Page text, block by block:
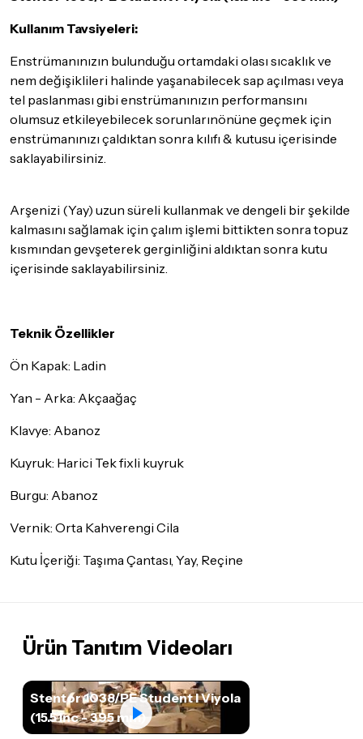
geçerek bilgi veriniz.
İade ve değişim koşulları, ürün kategorilerine göre farklılık
gösterebilir. Lütfen satın almadan önce ilgili ürünün
iade/değişim şartlarını kontrol ettiğinizden emin olun.
Detaylar içintıklayınız
Kullanım Tavsiyeleri:
Enstrümanınızın bulunduğu ortamdaki olası sıcaklık ve
nem değişiklileri halinde yaşanabilecek sap açılması veya
tel paslanması gibi enstrümanınızın performansını
olumsuz etkileyebilecek sorunlarınönüne geçmek için
enstrümanınızı çaldıktan sonra kılıfı & kutusu içerisinde
saklayabilirsiniz.
Arşenizi (Yay) uzun süreli kullanmak ve dengeli bir şekilde
kalmasını sağlamak için çalım işlemi bittikten sonra topuz
kısmından gevşeterek gerginliğini aldıktan sonra kutu
içerisinde saklayabilirsiniz.
Teknik Özellikler
Ön Kapak: Ladin
Yan - Arka: Akçaağaç
Klavye: Abanoz
Kuyruk: Harici Tek fixli kuyruk
Burgu: Abanoz
Vernik: Orta Kahverengi Cila
Kutu İçeriği: Taşıma Çantası, Yay, Reçine
Ürün Tanıtım Videoları
Stentor 1038/PE Student I Viyola
(15.5 Inc - 395 mm)